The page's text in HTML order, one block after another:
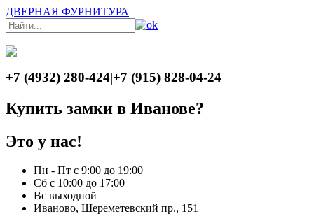
ДВЕРНАЯ ФУРНИТУРА
+7 (4932) 280-424|+7 (915) 828-04-24
Купить замки в Иванове?
Это у нас!
Пн - Пт с 9:00 до 19:00
Сб с 10:00 до 17:00
Вс выходной
Иваново, Шереметевский пр., 151